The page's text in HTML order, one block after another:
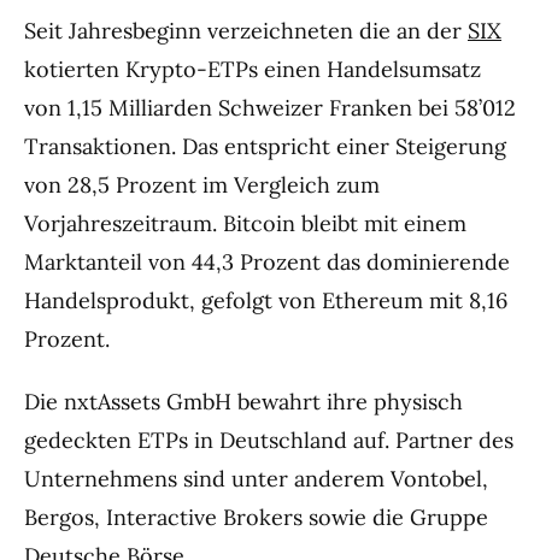
Seit Jahresbeginn verzeichneten die an der SIX
kotierten Krypto-ETPs einen Handelsumsatz
von 1,15 Milliarden Schweizer Franken bei 58’012
Transaktionen. Das entspricht einer Steigerung
von 28,5 Prozent im Vergleich zum
Vorjahreszeitraum. Bitcoin bleibt mit einem
Marktanteil von 44,3 Prozent das dominierende
Handelsprodukt, gefolgt von Ethereum mit 8,16
Prozent.
Die nxtAssets GmbH bewahrt ihre physisch
gedeckten ETPs in Deutschland auf. Partner des
Unternehmens sind unter anderem Vontobel,
Bergos, Interactive Brokers sowie die Gruppe